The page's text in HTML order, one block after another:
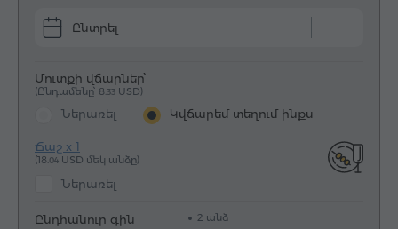
Ընտրել
Մուտքի վճարներ՝
(Ընդամենը՝ 8.33 USD)
Ներառել Կվճարեմ տեղում ինքս
Ճաշ x 1
(18.04 USD մեկ անձը)
Ներառել
Ընդհանուր գին 2 անձ